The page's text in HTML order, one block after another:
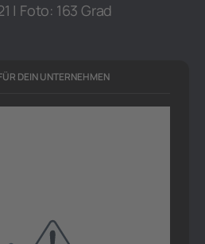
| Foto: 163 Grad
DEIN UNTERNEHMEN